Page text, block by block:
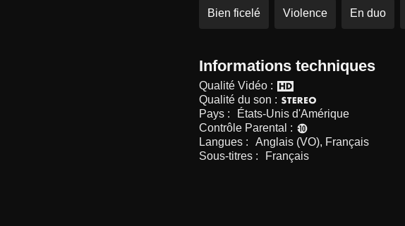
Bien ficelé Violence En duo
Informations techniques
Qualité Vidéo :
Qualité du son :
Pays :
États-Unis d'Amérique
Contrôle Parental :
Langues :
Anglais (VO), Français
Sous-titres :
Français